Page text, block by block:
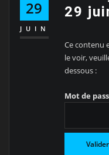
29
JUIN
29
Ce contenu
le voir,
dessous :
Mot de